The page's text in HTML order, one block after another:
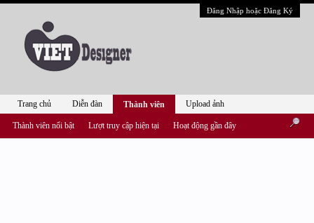
Đăng Nhập hoặc Đăng Ký
Trang chủ Diễn đàn Thành viên
Thành viên nổi bật Lượt truy cập hiện tại Hoạt động gần đây
Upload ảnh